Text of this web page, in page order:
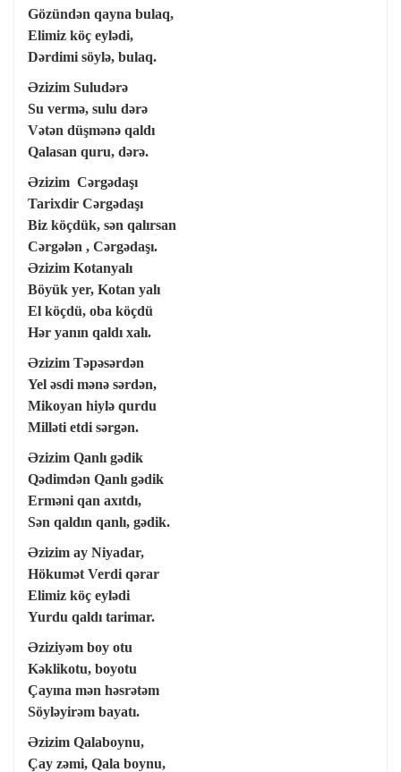
Gözündən qayna bulaq,
Elimiz köç eylədi,
Dərdimi söylə, bulaq.
Əzizim Suludərə
Su vermə, sulu dərə
Vətən düşmənə qaldı
Qalasan quru, dərə.
Əzizim Cərgədaşı
Tarixdir Cərgədaşı
Biz köçdük, sən qalırsan
Cərgələn , Cərgədaşı.
Əzizim Kotanyalı
Böyük yer, Kotan yalı
El köçdü, oba köçdü
Hər yanın qaldı xalı.
Əzizim Təpəsərdən
Yel əsdi mənə sərdən,
Mikoyan hiylə qurdu
Milləti etdi sərgən.
Əzizim Qanlı gədik
Qədimdən Qanlı gədik
Erməni qan axıtdı,
Sən qaldın qanlı, gədik.
Əzizim ay Niyadar,
Hökumət Verdi qərar
Elimiz köç eylədi
Yurdu qaldı tarimar.
Əziziyəm boy otu
Kəklikotu, boyotu
Çayına mən həsrətəm
Söyləyirəm bayatı.
Əzizim Qalaboynu,
Çay zəmi, Qala boynu,